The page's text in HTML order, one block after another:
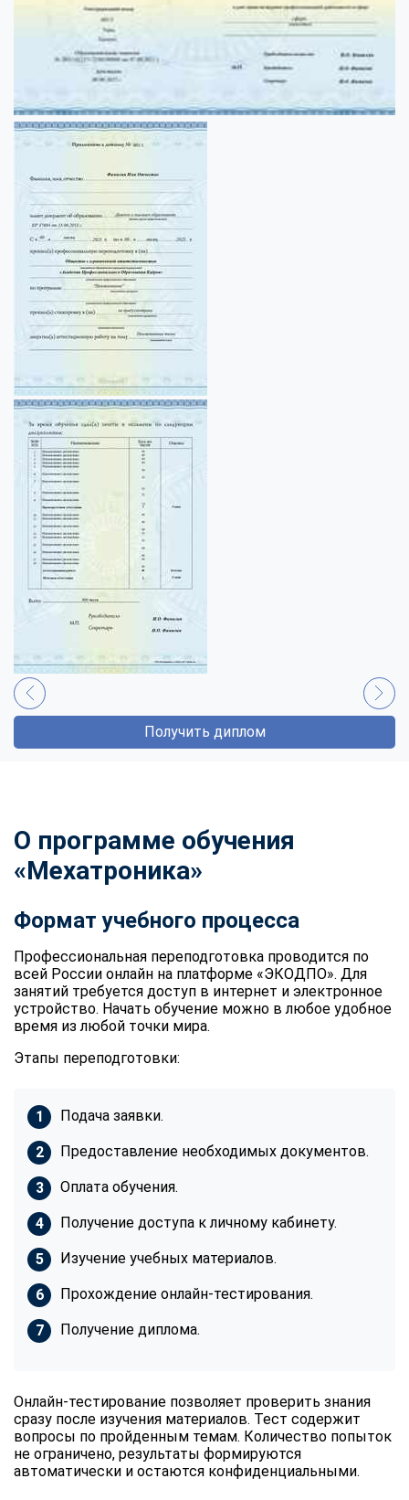
Получить диплом
О программе обучения
«Мехатроника»
Формат учебного процесса
Профессиональная переподготовка проводится по
всей России онлайн на платформе «ЭКОДПО». Для
занятий требуется доступ в интернет и электронное
устройство. Начать обучение можно в любое удобное
время из любой точки мира.
Этапы переподготовки:
Подача заявки.
Предоставление необходимых документов.
Оплата обучения.
Получение доступа к личному кабинету.
Изучение учебных материалов.
Прохождение онлайн-тестирования.
Получение диплома.
Онлайн-тестирование позволяет проверить знания
сразу после изучения материалов. Тест содержит
вопросы по пройденным темам. Количество попыток
не ограничено, результаты формируются
автоматически и остаются конфиденциальными.